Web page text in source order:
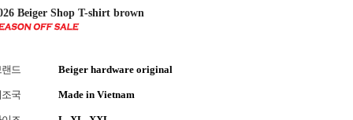
Beiger Shop T-shirt brown
드 Beiger hardware original
국 Made in Vietnam